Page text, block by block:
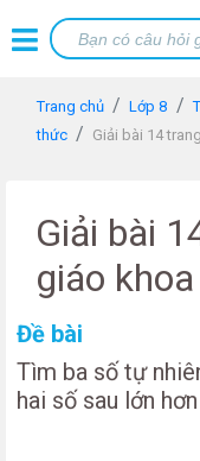
Trang chủ Lớp 8
thức
Giải bài 14
Giải bài
giáo
Đề bài
Tìm ba số tự
hai số sau lớn